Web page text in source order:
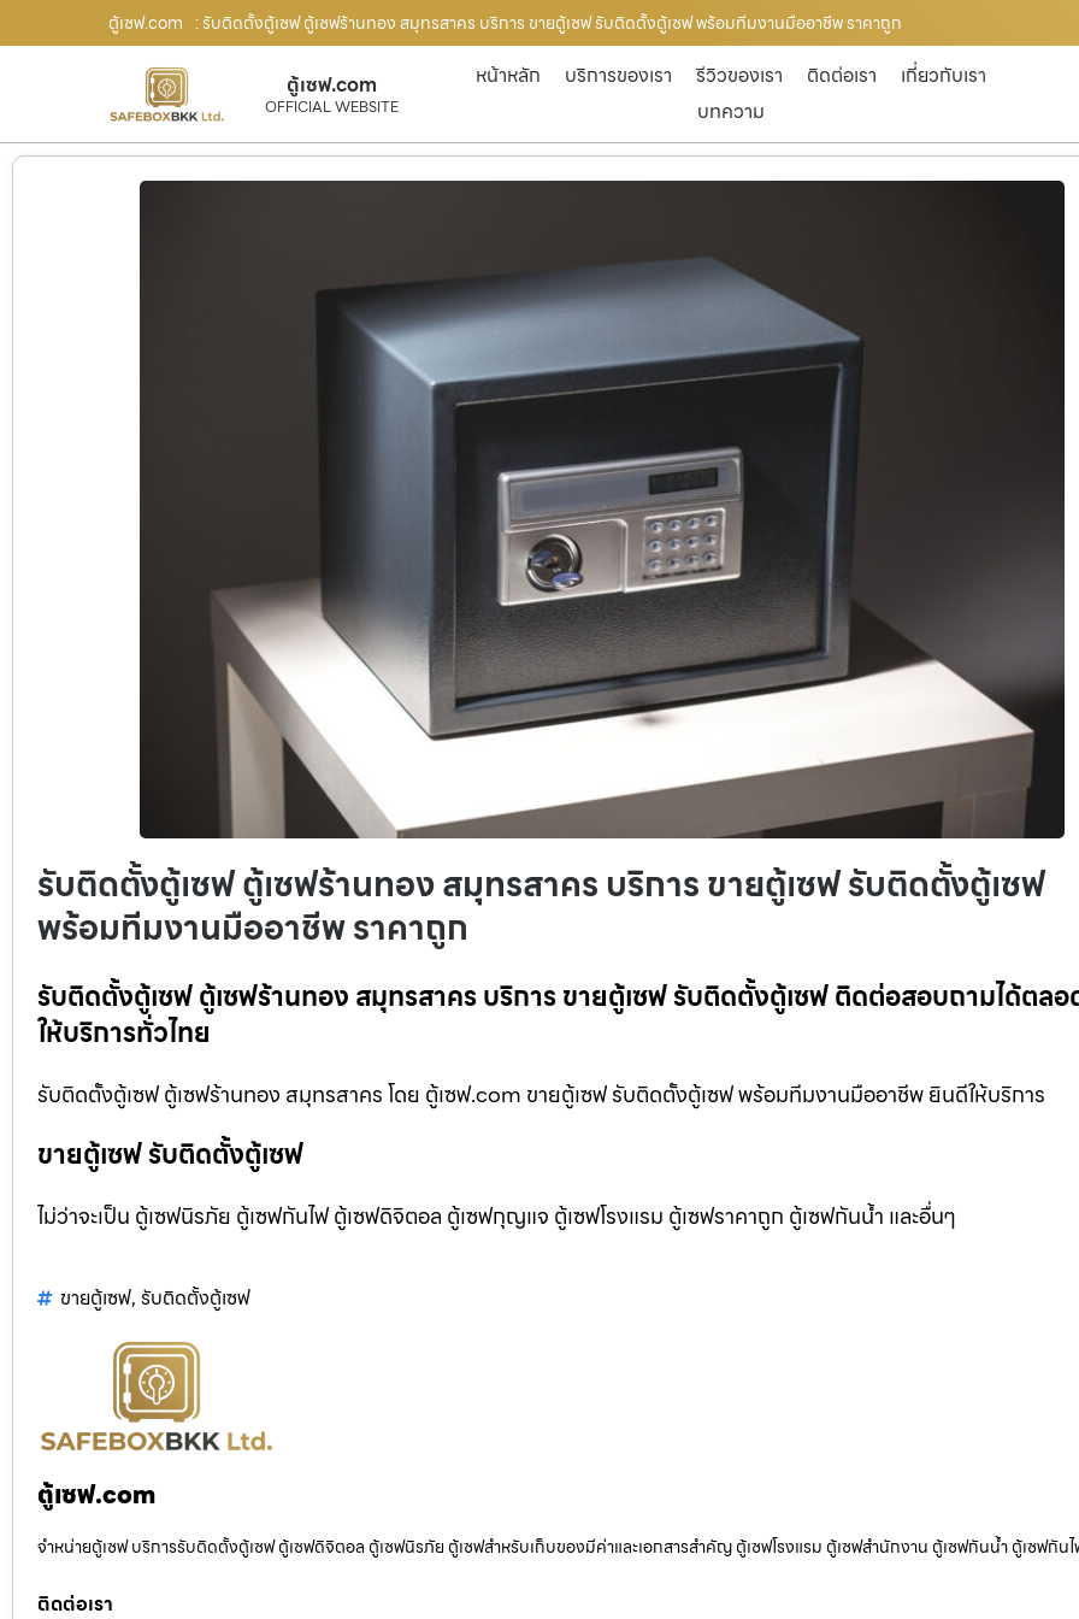
ตู้เซฟ.com : รับติดตั้งตู้เซฟ ตู้เซฟร้านทอง สมุทรสาคร บริการ ขายตู้เซฟ รับติดตั้งตู้เซฟ พร้อมทีมงานมืออาชีพ ราคาถูก
ตู้เซฟ.com
OFFICIAL WEBSITE
หน้าหลัก บริการของเรา รีวิวของเรา ติดต่อเรา
เกี่ยวกับเรา
บทความ
รับติดตั้งตู้เซฟ ตู้เซฟร้านทอง สมุทรสาคร บริการ ขายตู้เซฟ รับติดตั้งตู้เซฟ
พร้อมทีมงานมืออาชีพ ราคาถูก
รับติดตั้งตู้เซฟ ตู้เซฟร้านทอง สมุทรสาคร บริการ ขายตู้เซฟ รับติดตั้งตู้เซฟ ติดต่อสอบถามได้ตล
ให้บริการทั่วไทย
รับติดตั้งตู้เซฟ ตู้เซฟร้านทอง สมุทรสาคร โดย ตู้เซฟ.com ขายตู้เซฟ รับติดตั้งตู้เซฟ พร้อมทีมงานมืออาชีพ ยินดีให้บริการ
ขายตู้เซฟ รับติดตั้งตู้เซฟ
ไม่ว่าจะเป็น ตู้เซฟนิรภัย ตู้เซฟกันไฟ ตู้เซฟดิจิตอล ตู้เซฟกุญแจ ตู้เซฟโรงแรม ตู้เซฟราคาถูก ตู้เซฟกันน้ำ และอื่นๆ
ขายตู้เซฟ, รับติดตั้งตู้เซฟ
ตู้เซฟ.com
จำหน่ายตู้เซฟ บริการรับติดตั้งตู้เซฟ ตู้เซฟดิจิตอล ตู้เซฟนิรภัย ตู้เซฟสำหรับเก็บของมีค่าและเอกสารสำคัญ ตู้เซฟโรงแรม ตู้เซฟสำนักงาน ตู้เซฟกันน้ำ ตู้เซฟกัน
ติดต่อเรา